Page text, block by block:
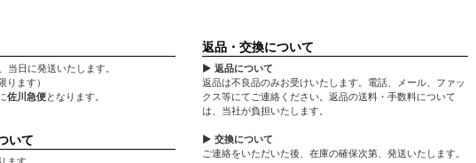
当日に発送いたします。
ります）
佐川急便となります。
いて
返品・交換について
▶ 返品について
返品は不良品のみお受けいたします。電話、メール、ファッ
クス等にてご連絡ください。返品の送料・手数料について
は、当社が負担いたします。
▶ 交換について
ご連絡をいただいた後、在庫の確保次第、発送いたします。